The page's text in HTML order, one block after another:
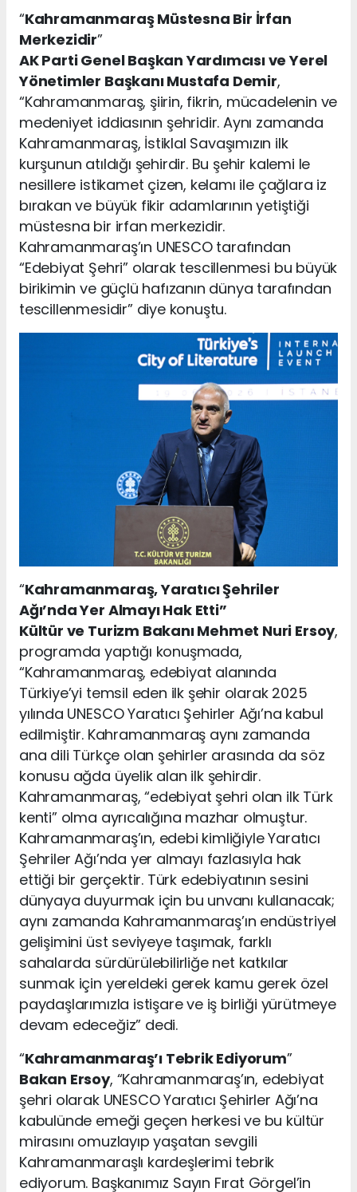
“Kahramanmaraş Müstesna Bir İrfan
Merkezidir”
AK Parti Genel Başkan Yardımcısı ve Yerel
Yönetimler Başkanı Mustafa Demir,
“Kahramanmaraş, şiirin, fikrin, mücadelenin ve
medeniyet iddiasının şehridir. Aynı zamanda
Kahramanmaraş, İstiklal Savaşımızın ilk
kurşunun atıldığı şehirdir. Bu şehir kalemi le
nesillere istikamet çizen, kelamı ile çağlara iz
bırakan ve büyük fikir adamlarının yetiştiği
müstesna bir irfan merkezidir.
Kahramanmaraş’ın UNESCO tarafından
“Edebiyat Şehri” olarak tescillenmesi bu büyük
birikimin ve güçlü hafızanın dünya tarafından
tescillenmesidir” diye konuştu.
“Kahramanmaraş, Yaratıcı Şehriler
Ağı’nda Yer Almayı Hak Etti”
Kültür ve Turizm Bakanı Mehmet Nuri Ersoy,
programda yaptığı konuşmada,
“Kahramanmaraş, edebiyat alanında
Türkiye’yi temsil eden ilk şehir olarak 2025
yılında UNESCO Yaratıcı Şehirler Ağı’na kabul
edilmiştir. Kahramanmaraş aynı zamanda
ana dili Türkçe olan şehirler arasında da söz
konusu ağda üyelik alan ilk şehirdir.
Kahramanmaraş, “edebiyat şehri olan ilk Türk
kenti” olma ayrıcalığına mazhar olmuştur.
Kahramanmaraş’ın, edebi kimliğiyle Yaratıcı
Şehriler Ağı’nda yer almayı fazlasıyla hak
ettiği bir gerçektir. Türk edebiyatının sesini
dünyaya duyurmak için bu unvanı kullanacak;
aynı zamanda Kahramanmaraş’ın endüstriyel
gelişimini üst seviyeye taşımak, farklı
sahalarda sürdürülebilirliğe net katkılar
sunmak için yereldeki gerek kamu gerek özel
paydaşlarımızla istişare ve iş birliği yürütmeye
devam edeceğiz” dedi.
“Kahramanmaraş’ı Tebrik Ediyorum”
Bakan Ersoy, “Kahramanmaraş’ın, edebiyat
şehri olarak UNESCO Yaratıcı Şehirler Ağı’na
kabulünde emeği geçen herkesi ve bu kültür
mirasını omuzlayıp yaşatan sevgili
Kahramanmaraşlı kardeşlerimi tebrik
ediyorum. Başkanımız Sayın Fırat Görgel’in